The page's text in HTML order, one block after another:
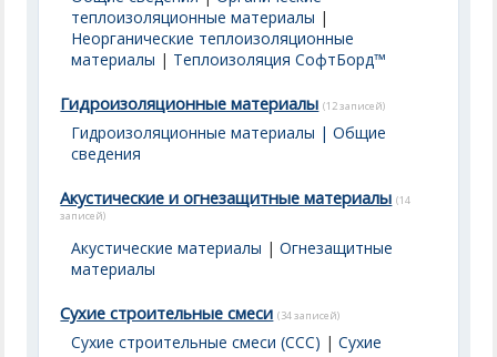
теплоизоляционные материалы |
Неорганические теплоизоляционные
материалы | Теплоизоляция СофтБорд™
Гидроизоляционные материалы (12 записей)
Гидроизоляционные материалы | Общие
сведения
Акустические и огнезащитные материалы (14
записей)
Акустические материалы |Огнезащитные
материалы
Сухие строительные смеси (34 записей)
Сухие строительные смеси (ССС) |Сухие